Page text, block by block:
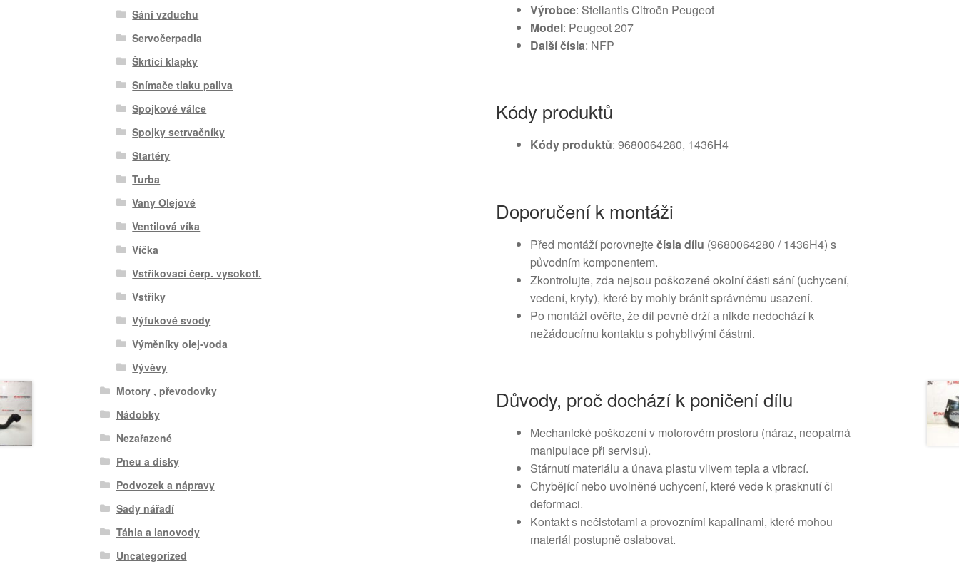
Výrobce: Stellantis Citroën Peugeot
Model: Peugeot 207
Další čísla: NFP
Kódy produktů
Kódy produktů: 9680064280, 1436H4
Doporučení k montáži
Před montáží porovnejtečísla dílu (9680064280 / 1436H4) s
původním komponentem.
Zkontrolujte, zda nejsou poškozené okolní části sání (uchycení,
vedení, kryty), které by mohly bránit správnému usazení.
Po montáži ověřte, že díl pevně drží a nikde nedochází k
nežádoucímu kontaktu s pohyblivými částmi.
Důvody, proč dochází k poničení dílu
Mechanické poškození v motorovém prostoru (náraz, neopatrná
manipulace při servisu).
Stárnutí materiálu a únava plastu vlivem tepla a vibrací.
Chybějící nebo uvolněné uchycení, které vede k prasknutí či
deformaci.
Kontakt s nečistotami a provozními kapalinami, které mohou
materiál postupně oslabovat.
Sání vzduchu
Servočerpadla
Škrtící klapky
Snímače tlaku paliva
Spojkové válce
Spojky setrvačníky
Startéry
Turba
Vany Olejové
Ventilová víka
Víčka
Vstřikovací čerp. vysokotl.
Vstřiky
Výfukové svody
Výměníky olej-voda
Vývěvy
Motory , převodovky
Nádobky
Nezařazené
Pneu a disky
Podvozek a nápravy
Sady nářadí
Táhla a lanovody
Uncategorized